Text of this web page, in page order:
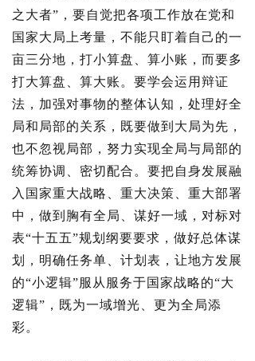
之大者”，要自觉把各项工作放在党和
国家大局上考量，不能只盯着自己的一
亩三分地，打小算盘、算小账，而要多
打大算盘、算大账。要学会运用辩证
法，加强对事物的整体认知，处理好全
局和局部的关系，既要做到大局为先，
也不忽视局部，努力实现全局与局部的
统筹协调、密切配合。要把自身发展融
入国家重大战略、重大决策、重大部署
中，做到胸有全局、谋好一域，对标对
表“十五五”规划纲要要求，做好总体谋
划，明确任务单、计划表，让地方发展
的“小逻辑”服从服务于国家战略的“大
逻辑”，既为一域增光、更为全局添
彩。